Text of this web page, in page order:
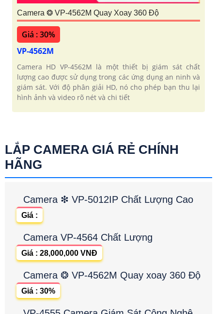
Camera ❂ VP-4562M Quay Xoay 360 Độ
Giá : 30%
VP-4562M
Camera HD VP-4562M là một thiết bị giám sát chất
lượng cao được sử dụng trong các ứng dụng an ninh và
giám sát. Với độ phân giải HD, nó cho phép bạn thu lại
hình ảnh và video rõ nét và chi tiết
LẮP CAMERA GIÁ RẺ CHÍNH
HÃNG
Camera ❇ VP-5012IP Chất Lượng Cao
Giá :
Camera VP-4564 Chất Lượng
Giá : 28,000,000 VNĐ
Camera ❂ VP-4562M Quay xoay 360 Độ
Giá : 30%